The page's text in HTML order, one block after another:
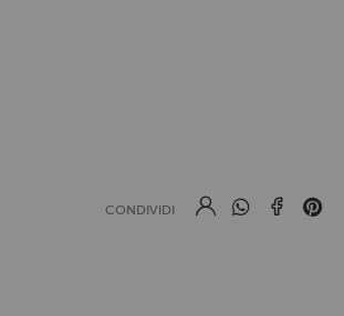
CONDIVIDI